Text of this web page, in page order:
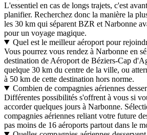
L'essentiel en cas de longs trajets, c'est
planifier. Recherchez donc la manière la
les 30 km qui séparent BZR et Narbonne
pour un voyage magique.
Quel est le meilleur aéroport pour
Vous pourrez vous rendez à Narbonne en
destination de Aéroport de Béziers-Cap
quelque 30 km du centre de la ville, ou
à 50 km de cette destination hors norme.
Combien de compagnies aériennes
Différentes possibilités s'offrent à vous si
accorder quelques jours à Narbonne.
compagnies aériennes reliant votre future
pas moins de 16 aéroports partout dans le